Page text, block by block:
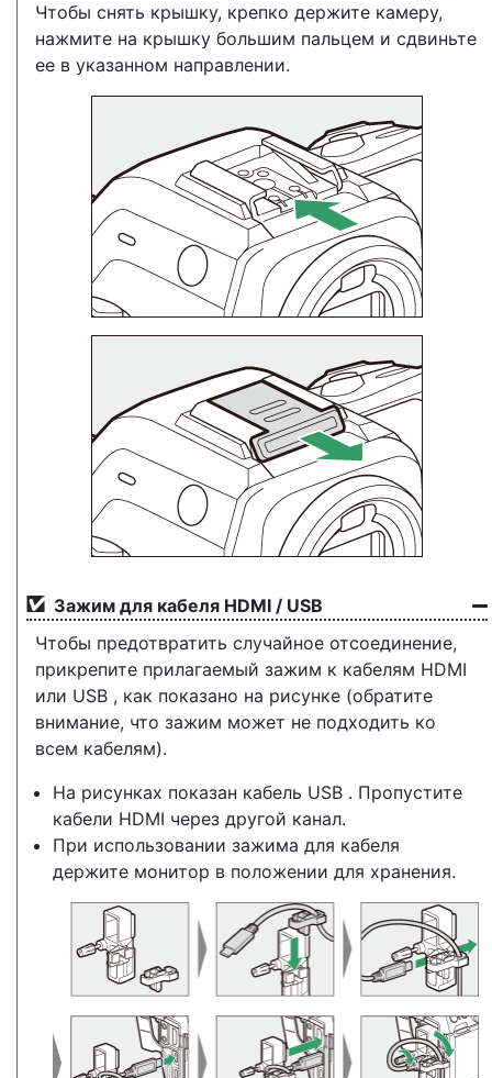
Чтобы снять крышку, крепко держите камеру,
нажмите на крышку большим пальцем и сдвиньте
ее в указанном направлении.
Зажим для кабеля HDMI / USB
Чтобы предотвратить случайное отсоединение,
прикрепите прилагаемый зажим к кабелям HDMI
или USB , как показано на рисунке (обратите
внимание, что зажим может не подходить ко
всем кабелям).
На рисунках показан кабель USB . Пропустите
кабели HDMI через другой канал.
При использовании зажима для кабеля
держите монитор в положении для хранения.